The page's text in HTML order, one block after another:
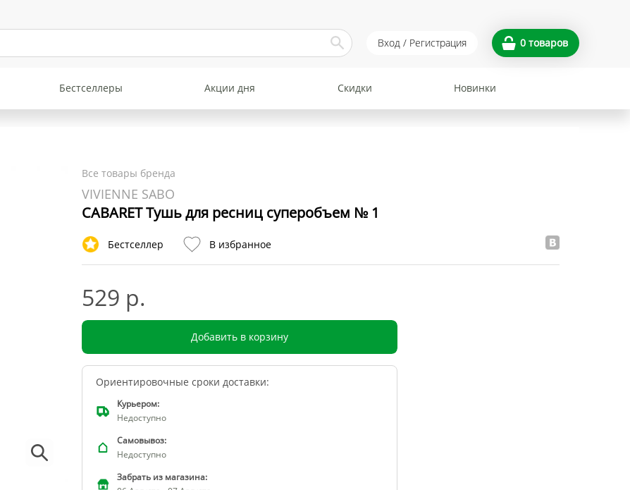
Вход / Регистрация 0 товаров
Бестселлеры Акции дня Скидки Новинки
Все товары бренда
VIVIENNE SABO
CABARET Тушь для ресниц суперобъем № 1
Бестселлер В избранное
529 р.
Добавить в корзину
Ориентировочные сроки доставки:
Курьером:
Недоступно
Самовывоз:
Недоступно
Забрать из магазина: